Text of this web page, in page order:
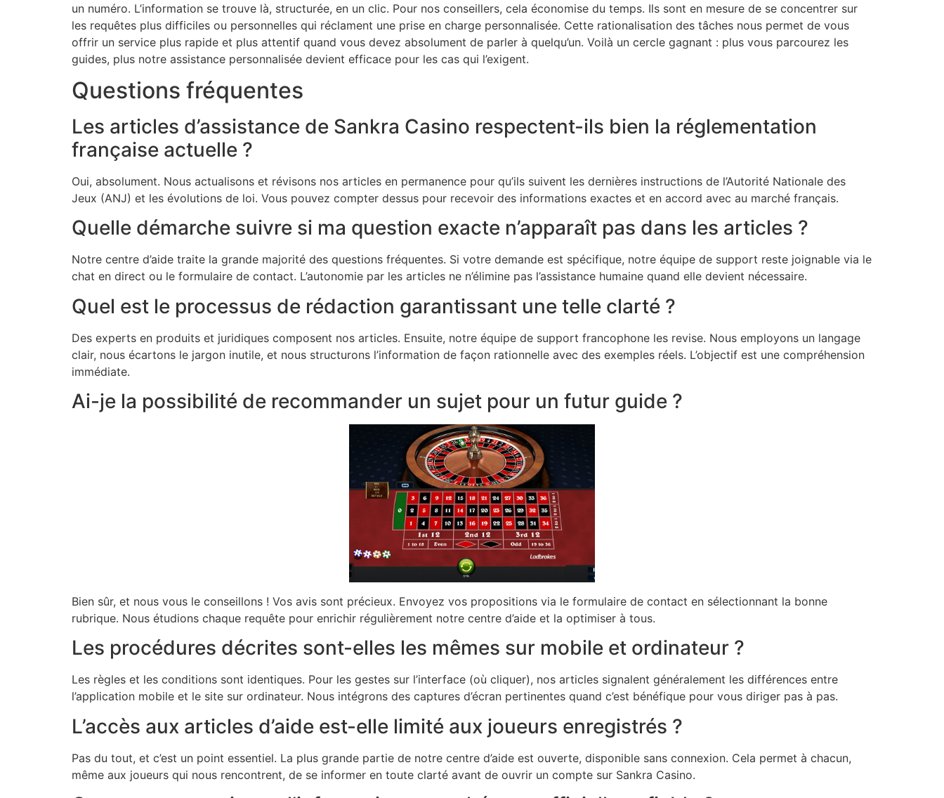
un numéro. L’information se trouve là, structurée, en un clic. Pour nos conseillers, cela économise du temps. Ils sont en mesure de se concentrer sur
les requêtes plus difficiles ou personnelles qui réclament une prise en charge personnalisée. Cette rationalisation des tâches nous permet de vous
offrir un service plus rapide et plus attentif quand vous devez absolument de parler à quelqu’un. Voilà un cercle gagnant : plus vous parcourez les
guides, plus notre assistance personnalisée devient efficace pour les cas qui l’exigent.
Questions fréquentes
Les articles d’assistance de Sankra Casino respectent-ils bien la réglementation
française actuelle ?
Oui, absolument. Nous actualisons et révisons nos articles en permanence pour qu’ils suivent les dernières instructions de l’Autorité Nationale des
Jeux (ANJ) et les évolutions de loi. Vous pouvez compter dessus pour recevoir des informations exactes et en accord avec au marché français.
Quelle démarche suivre si ma question exacte n’apparaît pas dans les articles ?
Notre centre d’aide traite la grande majorité des questions fréquentes. Si votre demande est spécifique, notre équipe de support reste joignable via le
chat en direct ou le formulaire de contact. L’autonomie par les articles ne n’élimine pas l’assistance humaine quand elle devient nécessaire.
Quel est le processus de rédaction garantissant une telle clarté ?
Des experts en produits et juridiques composent nos articles. Ensuite, notre équipe de support francophone les revise. Nous employons un langage
clair, nous écartons le jargon inutile, et nous structurons l’information de façon rationnelle avec des exemples réels. L’objectif est une compréhension
immédiate.
Ai-je la possibilité de recommander un sujet pour un futur guide ?
Bien sûr, et nous vous le conseillons ! Vos avis sont précieux. Envoyez vos propositions via le formulaire de contact en sélectionnant la bonne
rubrique. Nous étudions chaque requête pour enrichir régulièrement notre centre d’aide et la optimiser à tous.
Les procédures décrites sont-elles les mêmes sur mobile et ordinateur ?
Les règles et les conditions sont identiques. Pour les gestes sur l’interface (où cliquer), nos articles signalent généralement les différences entre
l’application mobile et le site sur ordinateur. Nous intégrons des captures d’écran pertinentes quand c’est bénéfique pour vous diriger pas à pas.
L’accès aux articles d’aide est-elle limité aux joueurs enregistrés ?
Pas du tout, et c’est un point essentiel. La plus grande partie de notre centre d’aide est ouverte, disponible sans connexion. Cela permet à chacun,
même aux joueurs qui nous rencontrent, de se informer en toute clarté avant de ouvrir un compte sur Sankra Casino.